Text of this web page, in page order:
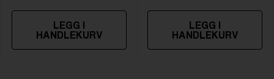
LEGG I
HANDLEKURV
LEGG I
HANDLEKURV